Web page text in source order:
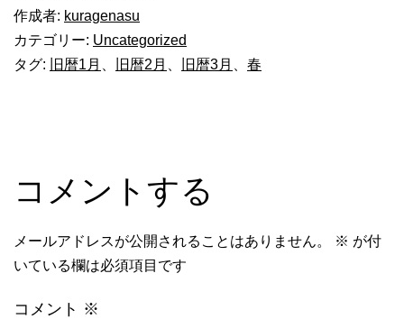
作成者: kuragenasu
カテゴリー: Uncategorized
タグ:
旧暦1月 旧暦2月 旧暦3月 春
コメントする
メールアドレスが公開されることはありません。 ※ が付
いている欄は必須項目です
コメント ※